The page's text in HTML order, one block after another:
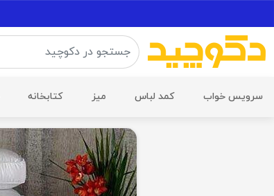
سرویس خواب کمد لباس میز کتابخانه